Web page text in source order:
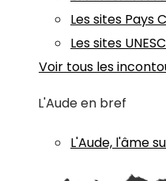
Les sites Pays
Les sites
Voir tous les
L'Aude en bref
L'Aude, l'âme